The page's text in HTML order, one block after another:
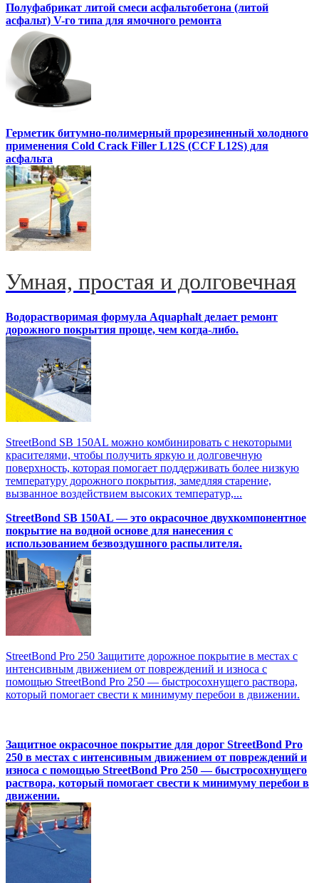
Полуфабрикат литой смеси асфальтобетона (литой
асфальт) V-го типа для ямочного ремонта
Герметик битумно-полимерный прорезиненный холодного
применения Cold Crack Filler L12S (ССF L12S) для
асфальта
Умная, простая и долговечная
Водорастворимая формула Aquaphalt делает ремонт
дорожного покрытия проще, чем когда-либо.
StreetBond SB 150AL можно комбинировать с некоторыми
красителями, чтобы получить яркую и долговечную
поверхность, которая помогает поддерживать более низкую
температуру дорожного покрытия, замедляя старение,
вызванное воздействием высоких температур,...
StreetBond SB 150AL — это окрасочное двухкомпонентное
покрытие на водной основе для нанесения с
использованием безвоздушного распылителя.
StreetBond Pro 250 Защитите дорожное покрытие в местах с
интенсивным движением от повреждений и износа с
помощью StreetBond Pro 250 — быстросохнущего раствора,
который помогает свести к минимуму перебои в движении.
Защитное окрасочное покрытие для дорог StreetBond Pro
250 в местах с интенсивным движением от повреждений и
износа с помощью StreetBond Pro 250 — быстросохнущего
раствора, который помогает свести к минимуму перебои в
движении.